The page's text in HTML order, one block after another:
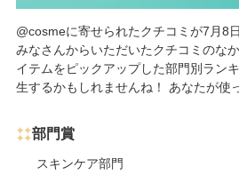
@cosmeに寄せられたクチコミが7月8
みなさんからいただいたクチコミのな
イテムをピックアップした部門別ラン
生するかもしれませんね！ あなたが使
部門賞
スキンケア部門